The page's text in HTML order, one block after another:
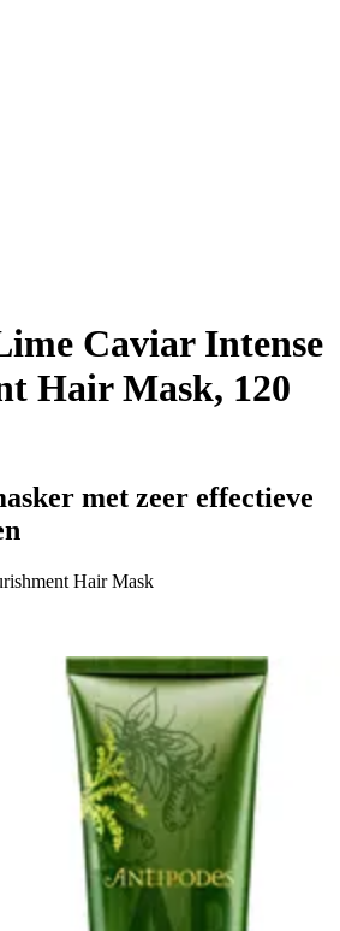
Caviar Intense
Hair Mask, 120
met zeer effectieve
Hair Mask